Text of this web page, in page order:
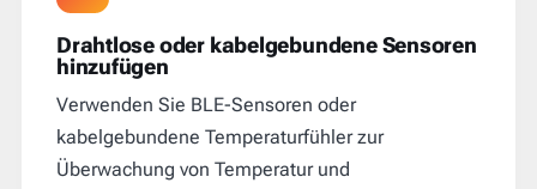
Drahtlose oder kabelgebundene Sensoren
hinzufügen
Verwenden Sie BLE-Sensoren oder
kabelgebundene Temperaturfühler zur
Überwachung von Temperatur und